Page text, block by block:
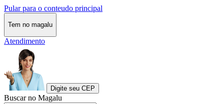
Pular para o conteudo principal
Tem no magalu
Atendimento
Digite seu CEP
Buscar no Magalu